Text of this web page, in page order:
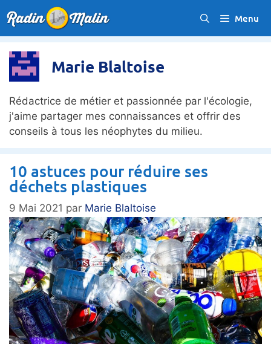
au
contenu
Menu
Marie Blaltoise
Rédactrice de métier et passionnée par l'écologie,
j'aime partager mes connaissances et offrir des
conseils à tous les néophytes du milieu.
10 astuces pour réduire ses
déchets plastiques
9 Mai 2021 par Marie Blaltoise